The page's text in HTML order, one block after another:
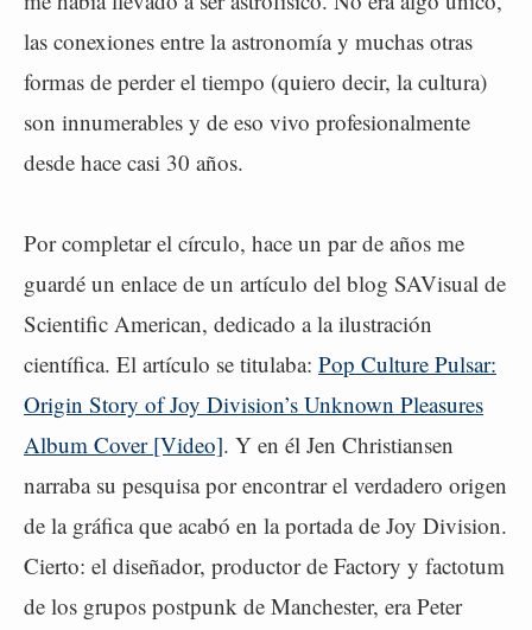
las conexiones entre la astronomía y muchas otras
formas de perder el tiempo (quiero decir, la cultura)
son innumerables y de eso vivo profesionalmente
desde hace casi 30 años.
Por completar el círculo, hace un par de años me
guardé un enlace de un artículo del blog SAVisual de
Scientific American, dedicado a la ilustración
científica. El artículo se titulaba: Pop Culture Pulsar:
Origin Story of Joy Division’s Unknown Pleasures
Album Cover [Video]. Y en él Jen Christiansen
narraba su pesquisa por encontrar el verdadero origen
de la gráfica que acabó en la portada de Joy Division.
Cierto: el diseñador, productor de Factory y factotum
de los grupos postpunk de Manchester, era Peter